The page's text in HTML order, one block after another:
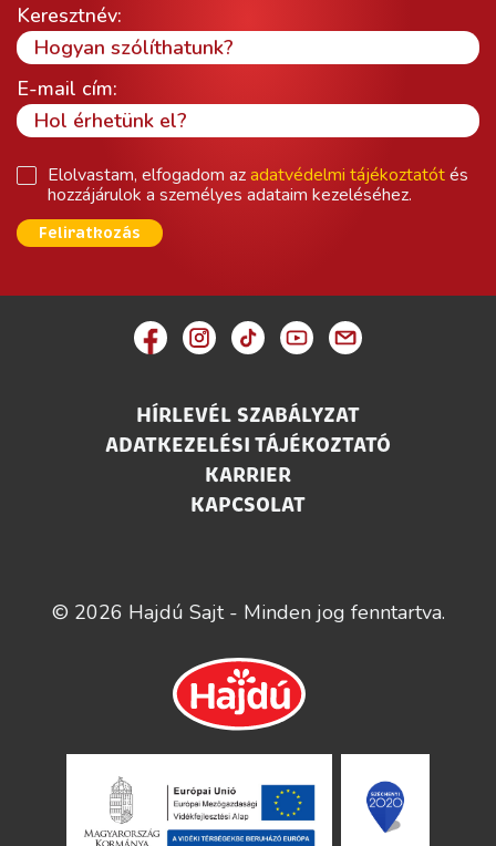
Keresztnév:
E-mail cím:
Elolvastam, elfogadom azadatvédelmi tájékoztatótés
hozzájárulok a személyes adataim kezeléséhez.
Feliratkozás
HÍRLEVÉL SZABÁLYZAT
ADATKEZELÉSI TÁJÉKOZTATÓ
KARRIER
KAPCSOLAT
© 2026 Hajdú Sajt - Minden jog fenntartva.